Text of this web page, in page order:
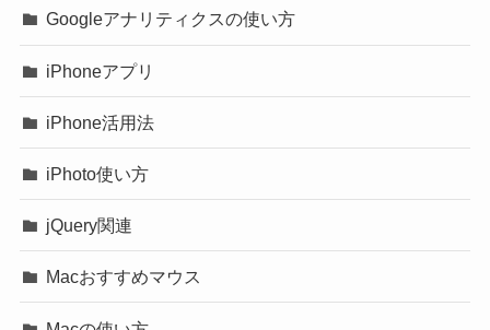
Googleアナリティクスの使い方
iPhoneアプリ
iPhone活用法
iPhoto使い方
jQuery関連
Macおすすめマウス